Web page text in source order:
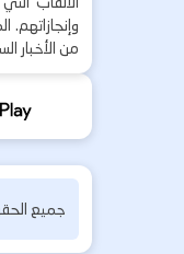
من الأخبار
جميع